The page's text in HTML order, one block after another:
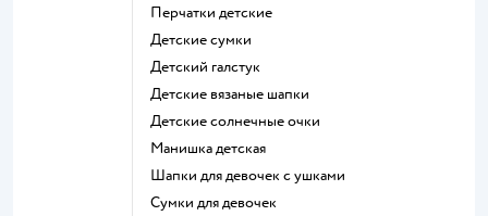
Перчатки детские
Детские сумки
Детский галстук
Детские вязаные шапки
Детские солнечные очки
Манишка детская
Шапки для девочек с ушками
Сумки для девочек